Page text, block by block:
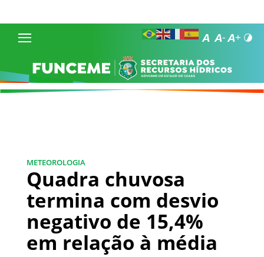
METEOROLOGIA
Quadra chuvosa
termina com desvio
negativo de 15,4%
em relação à média